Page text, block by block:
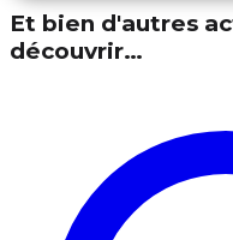
Et bien d'autres
découvrir…